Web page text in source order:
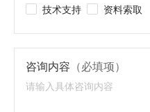
技术支持
资料索取
咨询内容 （必填项）